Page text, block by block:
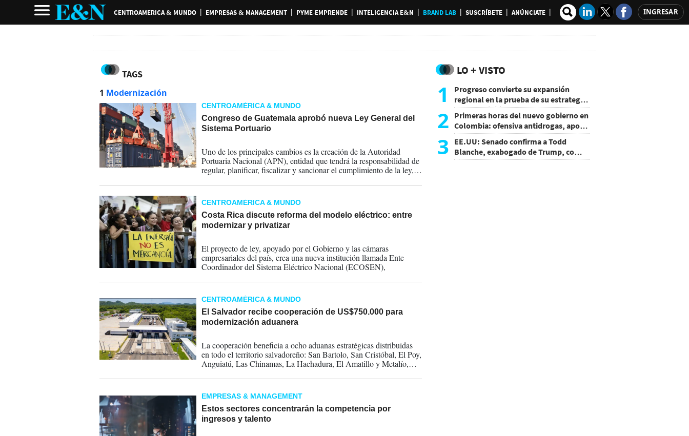
CENTROAMERICA & MUNDO EMPRESAS & MANAGEMENT PYME-EMPRENDE INTELIGENCIA E&N BRAND LAB SUSCRÍBETE ANÚNCIATE INGRESAR
TAGS
1 Modernización
CENTROAMÉRICA & MUNDO
Congreso de Guatemala aprobó nueva Ley General del
Sistema Portuario
Uno de los principales cambios es la creación de la Autoridad
Portuaria Nacional (APN), entidad que tendrá la responsabilidad de
regular, planificar, fiscalizar y sancionar el cumplimiento de la ley,
sistema portuario.
CENTROAMÉRICA & MUNDO
Costa Rica discute reforma del modelo eléctrico: entre
modernizar y privatizar
El proyecto de ley, apoyado por el Gobierno y las cámaras
empresariales del país, crea una nueva institución llamada Ente
Coordinador del Sistema Eléctrico Nacional (ECOSEN),
CENTROAMÉRICA & MUNDO
El Salvador recibe cooperación de US$750.000 para
modernización aduanera
La cooperación beneficia a ocho aduanas estratégicas distribuidas
en todo el territorio salvadoreño: San Bartolo, San Cristóbal, El Poy,
Anguiatú, Las Chinamas, La Hachadura, El Amatillo y Metalío,
nacional.
EMPRESAS & MANAGEMENT
Estos sectores concentrarán la competencia por
ingresos y talento
LO + VISTO
1
Progreso convierte su expansión
regional en la prueba de su estrategia
de sostenibilidad
2 Primeras horas del nuevo gobierno en
Colombia: ofensiva antidrogas, apoyo
de EE.UU. y un atentado
3 EE.UU: Senado confirma a Todd
Blanche, exabogado de Trump, como
Fiscal General